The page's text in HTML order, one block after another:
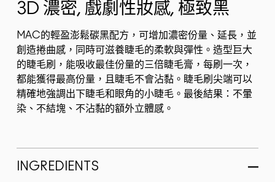
3D 濃密, 戲劇性妝感, 極致黑
MAC的輕盈澎鬆碳黑配方，可增加濃密份量、延長，並
創造捲曲感，同時可滋養睫毛的柔軟與彈性。造型巨大
的睫毛刷，能吸收最佳份量的三倍睫毛膏，每刷一次，
都能獲得最高份量，且睫毛不會沾黏。睫毛刷尖端可以
精確地強調出下睫毛和眼角的小睫毛。最後結果：不暈
染、不結塊、不沾黏的額外立體感。
INGREDIENTS